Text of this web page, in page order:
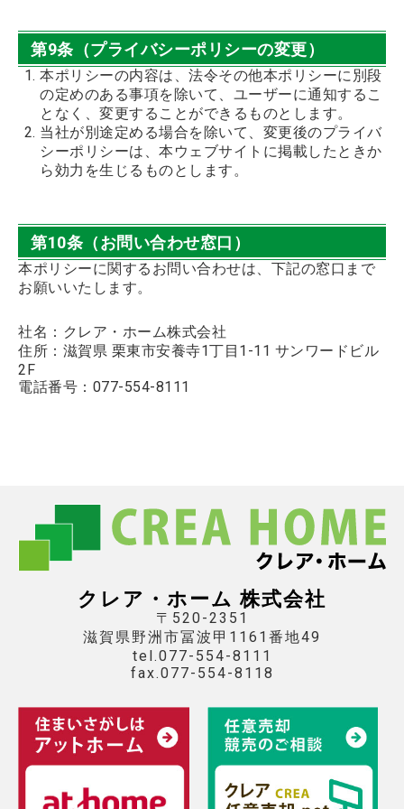
第9条（プライバシーポリシーの変更）
本ポリシーの内容は、法令その他本ポリシーに別段
の定めのある事項を除いて、ユーザーに通知するこ
となく、変更することができるものとします。
当社が別途定める場合を除いて、変更後のプライバ
シーポリシーは、本ウェブサイトに掲載したときか
ら効力を生じるものとします。
第10条（お問い合わせ窓口）
本ポリシーに関するお問い合わせは、下記の窓口まで
お願いいたします。
社名：クレア・ホーム株式会社
住所：滋賀県 栗東市安養寺1丁目1-11 サンワードビル
2F
電話番号：077-554-8111
クレア・ホーム 株式会社
〒520-2351
滋賀県野洲市冨波甲1161番地49
tel.077-554-8111
fax.077-554-8118